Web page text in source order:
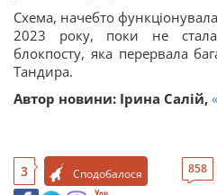
Схема, начебто
2023 року, поки не
блокпосту, яка перервала
Тандира.
Автор новини: Ірина Салій,
3 Сподобалося 858